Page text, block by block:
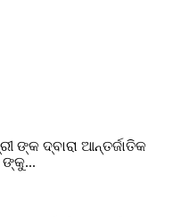
ଙ୍କ ଦ୍ବାରା ଆନ୍ତର୍ଜାତିକ
ଙ୍କୁ...